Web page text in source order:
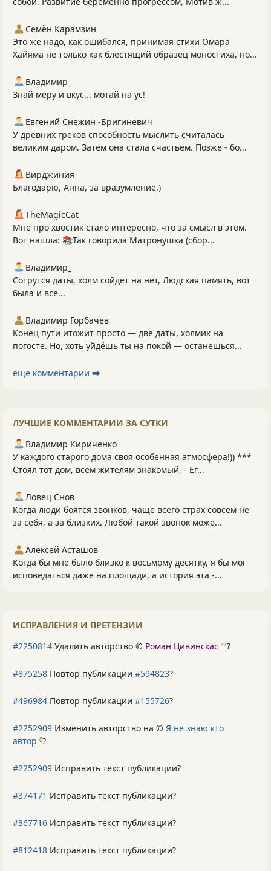
Семён Карамзин
Это же надо, как ошибался, принимая стихи Омара
Хайяма не только как блестящий образец моностиха, но...
Владимир_
Знай меру и вкус... мотай на ус!
Евгений Снежин -Бригиневич
У древних греков способность мыслить считалась
великим даром. Затем она стала счастьем. Позже - бо...
Вирджиния
Благодарю, Анна, за вразумление.)
TheMagicCat
Мне про хвостик стало интересно, что за смысл в этом.
Вот нашла: 📚Так говорила Матронушка (сбор...
Владимир_
Сотрутся даты, холм сойдёт на нет, Людская память, вот
была и всё...
Владимир Горбачёв
Конец пути итожит просто — две даты, холмик на
погосте. Но, хоть уйдёшь ты на покой — останешься...
ещё комментарии ⮕
ЛУЧШИЕ КОММЕНТАРИИ ЗА СУТКИ
Владимир Кириченко
У каждого старого дома своя особенная атмосфера!)) ***
Стоял тот дом, всем жителям знакомый, - Ег...
Ловец Снов
Когда люди боятся звонков, чаще всего страх совсем не
за себя, а за близких. Любой такой звонок може...
Алексей Асташов
Когда бы мне было близко к восьмому десятку, я бы мог
исповедаться даже на площади, а история эта -...
ИСПРАВЛЕНИЯ И ПРЕТЕНЗИИ
#2250814 Удалить авторство © Роман Цивинскас 44?
#875258 Повтор публикации #594823?
#496984 Повтор публикации #155726?
#2252909 Изменить авторство на © Я не знаю кто
автор 0?
#2252909 Исправить текст публикации?
#374171 Исправить текст публикации?
#367716 Исправить текст публикации?
#812418 Исправить текст публикации?